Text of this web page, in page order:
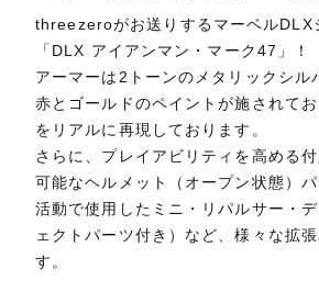
threezeroがお送りするマーベルDLX
「DLX アイアンマン・マーク47」！
アーマーは2トーンのメタリックシル
赤とゴールドのペイントが施されて
をリアルに再現しております。
さらに、プレイアビリティを高める
可能なヘルメット（オープン状態）
活動で使用したミニ・リパルサー・
ェクトパーツ付き）など、様々な拡
す。